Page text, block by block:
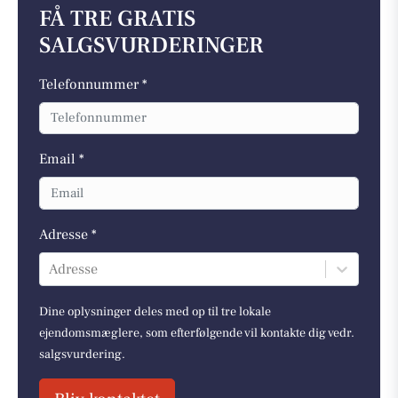
FÅ TRE GRATIS
SALGSVURDERINGER
Telefonnummer *
Email *
Adresse *
Adresse
Dine oplysninger deles med op til tre lokale
ejendomsmæglere, som efterfølgende vil kontakte dig vedr.
salgsvurdering.